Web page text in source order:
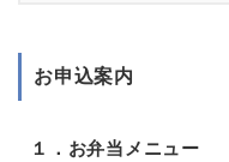
お申込案内
１．お弁当メニュー